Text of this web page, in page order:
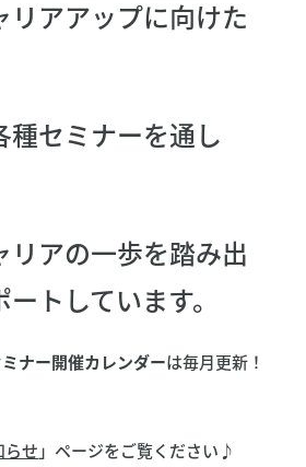
リアアップに向けた
種セミナーを通し
リアの一歩を踏み出
トしています。
ナー開催カレンダーは毎月更新！
らせ 」ページをご覧ください♪